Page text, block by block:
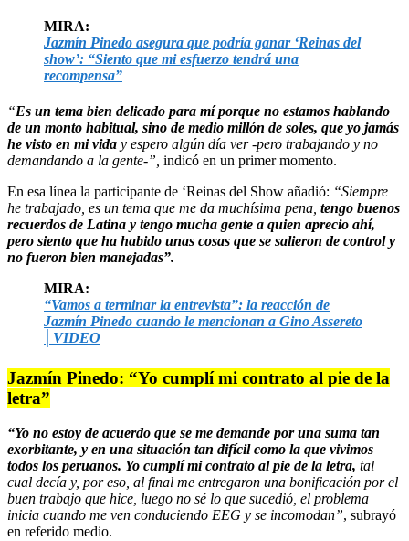
MIRA:
Jazmín Pinedo asegura que podría ganar ‘Reinas del
show’: “Siento que mi esfuerzo tendrá una
recompensa”
“Es un tema bien delicado para mí porque no estamos hablando
de un monto habitual, sino de medio millón de soles, que yo jamás
he visto en mi vida y espero algún día ver -pero trabajando y no
demandando a la gente-”, indicó en un primer momento.
En esa línea la participante de ‘Reinas del Show añadió: “Siempre
he trabajado, es un tema que me da muchísima pena, tengo buenos
recuerdos de Latina y tengo mucha gente a quien aprecio ahí,
pero siento que ha habido unas cosas que se salieron de control y
no fueron bien manejadas”.
MIRA:
“Vamos a terminar la entrevista”: la reacción de
Jazmín Pinedo cuando le mencionan a Gino Assereto
│VIDEO
Jazmín Pinedo: “Yo cumplí mi contrato al pie de la
letra”
“Yo no estoy de acuerdo que se me demande por una suma tan
exorbitante, y en una situación tan difícil como la que vivimos
todos los peruanos. Yo cumplí mi contrato al pie de la letra, tal
cual decía y, por eso, al final me entregaron una bonificación por el
buen trabajo que hice, luego no sé lo que sucedió, el problema
inicia cuando me ven conduciendo EEG y se incomodan”, subrayó
en referido medio.